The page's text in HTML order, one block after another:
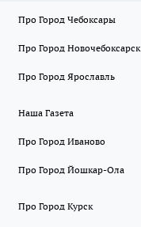
Про Город Чебоксары
Про Город Новочебоксарск
Про Город Ярославль
Наша Газета
Про Город Иваново
Про Город Йошкар-Ола
Про Город Курск